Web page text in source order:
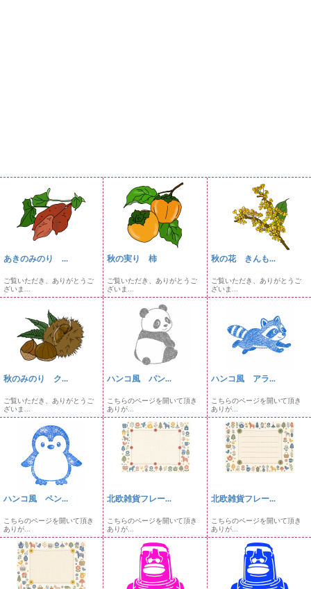
あきのみのり ...
ご覧いただき、ありがとうご
ざいま...
秋の実り 柿
ご覧いただき、ありがとうご
ざいま...
秋の花 きんも...
ご覧いただき、ありがとうご
ざいま...
秋のみのり ク...
ご覧いただき、ありがとうご
ざいま...
ハンコ風 パン...
こちらのページを開いて頂き
ありが...
ハンコ風 アラ...
こちらのページを開いて頂き
ありが...
ハンコ風 ペン...
こちらのページを開いて頂き
ありが...
北欧雑貨フレー...
こちらのページを開いて頂き
ありが...
北欧雑貨フレー...
こちらのページを開いて頂き
ありが...